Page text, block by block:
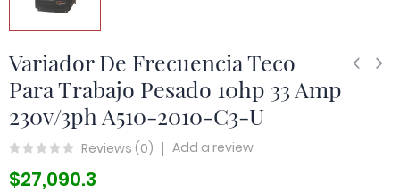
Variador De Frecuencia Teco
Para Trabajo Pesado 10hp 33 Amp
230v/3ph A510-2010-C3-U
Reviews (0) Add a review
$27,090.3